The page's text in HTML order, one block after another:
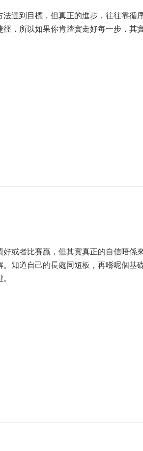
達到目標，但真正的進步，往往靠循
，所以如果你肯踏實走好每一步，其
或者比賽贏，但其實真正的自信唔係
知道自己的長處同短板，再喺呢個基